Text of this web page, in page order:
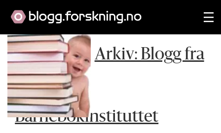
Arkiv: Blogg fra
Barnebokinstituttet